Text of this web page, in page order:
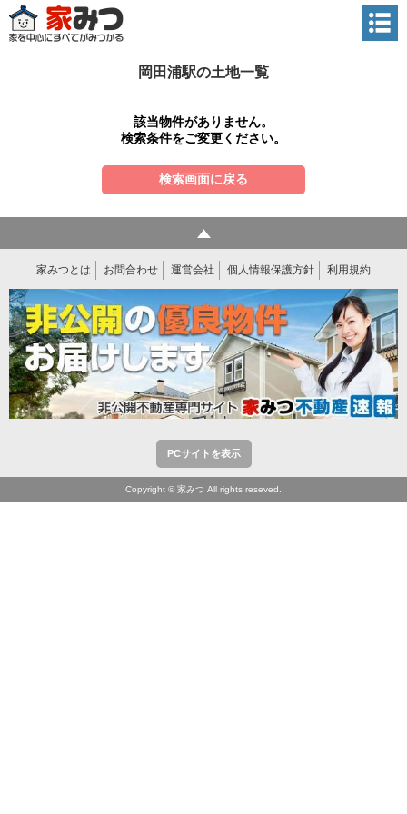
岡田浦駅の土地一覧
該当物件がありません。
検索条件をご変更ください。
検索画面に戻る
家みつとは お問合わせ 運営会社 個人情報保護方針 利用規約
PCサイトを表示
Copyright © 家みつ All rights reseved.